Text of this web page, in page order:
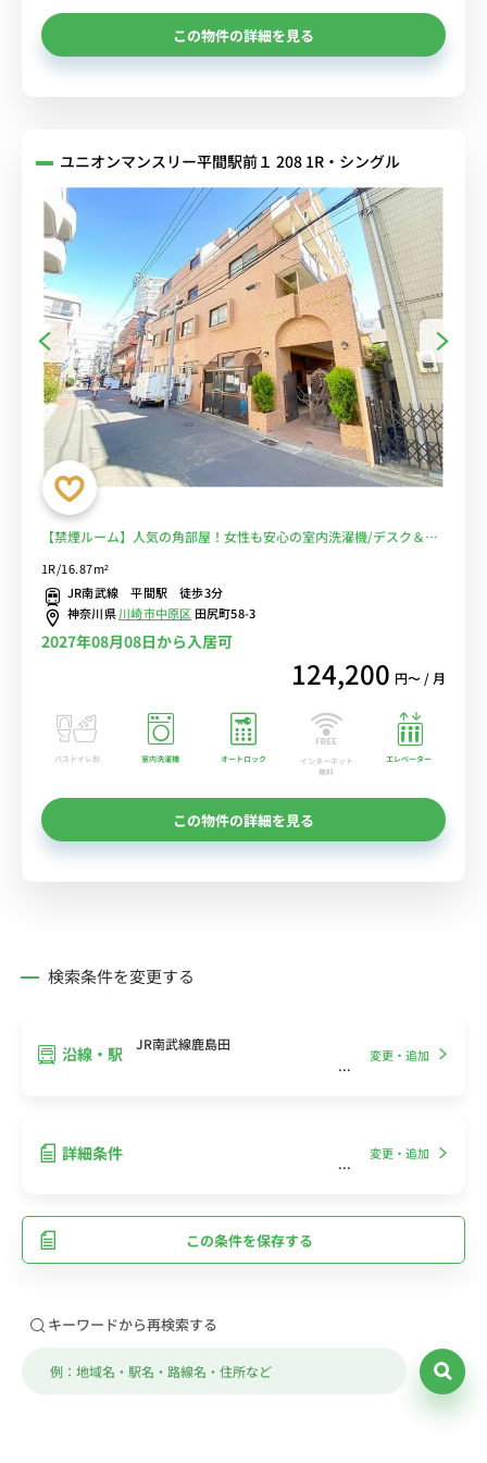
この物件の詳細を見る
ユニオンマンスリー平間駅前１ 208 1R・シングル
【禁煙ルーム】人気の角部屋！女性も安心の室内洗濯機/デスク＆チ
ェア付きでテレワークにも便利/平間駅徒歩３分/コンビニ、スーパー
至近■選べるWi-Fi格安レンタル中！
1R/16.87m²
JR南武線 平間駅 徒歩3分
神奈川県川崎市中原区 田尻町58-3
2027年08月08日から入居可
124,200 円〜 / 月
バストイレ別 室内洗濯機 オートロック
インターネット
無料
エレベーター
この物件の詳細を見る
検索条件を変更する
沿線・駅 JR南武線鹿島田
変更・追加
詳細条件 変更・追加
この条件を保存する
キーワードから再検索する